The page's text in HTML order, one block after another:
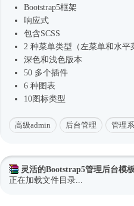
Bootstrap5框架
响应式
包含SCSS
2 种菜单类型（左菜单和水平
深色和浅色版本
50 多个插件
6 种图表
10图标类型
高级admin 后台管理 管理
灵活的Bootstrap5管理后台模板
正在加载文件目录...